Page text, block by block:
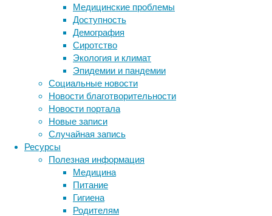
Медицинские проблемы
Доступность
Демография
Сиротство
Экология и климат
Эпидемии и пандемии
Социальные новости
Новости благотворительности
Новости портала
Новые записи
Случайная запись
Ресурсы
Полезная информация
Медицина
Питание
Гигиена
Родителям
орудия
выбор
места
для
стоянок
были
так
похожи,
что
в
каком-
то
смысле
можно
говорить